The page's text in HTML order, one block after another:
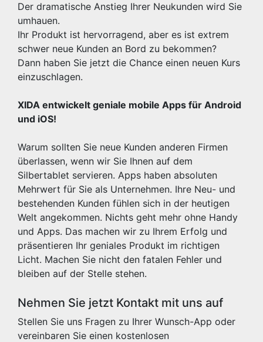
Der dramatische Anstieg Ihrer Neukunden wird Sie
umhauen.
Ihr Produkt ist hervorragend, aber es ist extrem
schwer neue Kunden an Bord zu bekommen?
Dann haben Sie jetzt die Chance einen neuen Kurs
einzuschlagen.
XIDA entwickelt geniale mobile Apps für Android
und iOS!
Warum sollten Sie neue Kunden anderen Firmen
überlassen, wenn wir Sie Ihnen auf dem
Silbertablet servieren. Apps haben absoluten
Mehrwert für Sie als Unternehmen. Ihre Neu- und
bestehenden Kunden fühlen sich in der heutigen
Welt angekommen. Nichts geht mehr ohne Handy
und Apps. Das machen wir zu Ihrem Erfolg und
präsentieren Ihr geniales Produkt im richtigen
Licht. Machen Sie nicht den fatalen Fehler und
bleiben auf der Stelle stehen.
Nehmen Sie jetzt Kontakt mit uns auf
Stellen Sie uns Fragen zu Ihrer Wunsch-App oder
vereinbaren Sie einen kostenlosen